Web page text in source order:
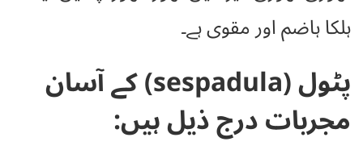
ہلکا ہاضم اور مقوی ہے۔
پٹول (sespadula) کے آسان
مجربات درج ذیل ہیں: